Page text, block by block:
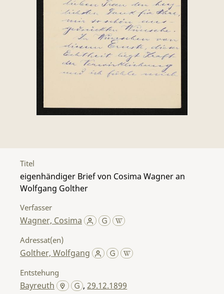
Titel
eigenhändiger Brief von Cosima Wagner an
Wolfgang Golther
Verfasser
Wagner, Cosima
Adressat(en)
Golther, Wolfgang
Entstehung
Bayreuth ,29.12.1899